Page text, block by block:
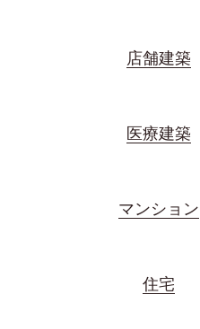
店舗建築
医療建築
マンション
住宅